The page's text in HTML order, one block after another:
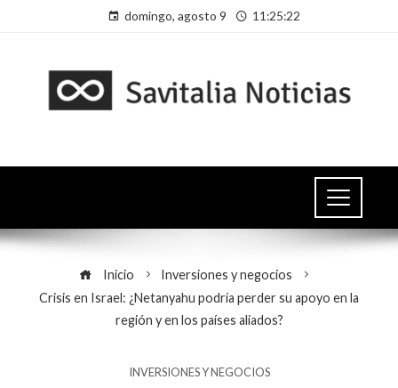
domingo, agosto 9 11:25:23
Inicio
Inversiones y negocios
Crisis en Israel: ¿Netanyahu podría perder su apoyo en la
región y en los países aliados?
INVERSIONES Y NEGOCIOS